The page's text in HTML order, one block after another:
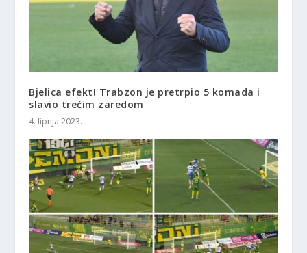
Bjelica efekt! Trabzon je pretrpio 5 komada i
slavio trećim zaredom
4. lipnja 2023.